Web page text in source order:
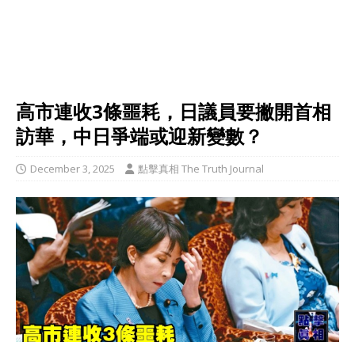
高市連收3條噩耗，日議員要撇開首相
訪華，中日爭端或迎新變數？
December 3, 2025 點擊真相 The Truth Journal